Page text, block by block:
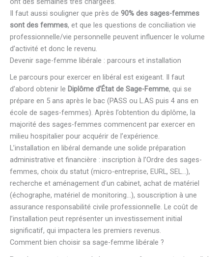
Il faut aussi souligner que près de 90% des sages-femmes
sont des femmes, et que les questions de conciliation vie
professionnelle/vie personnelle peuvent influencer le volume
d’activité et donc le revenu.
Devenir sage-femme libérale : parcours et installation
Le parcours pour exercer en libéral est exigeant. Il faut
d’abord obtenir le Diplôme d’État de Sage-Femme, qui se
prépare en 5 ans après le bac (PASS ou L.AS puis 4 ans en
école de sages-femmes). Après l’obtention du diplôme, la
majorité des sages-femmes commencent par exercer en
milieu hospitalier pour acquérir de l’expérience.
L’installation en libéral demande une solide préparation
administrative et financière : inscription à l’Ordre des sages-
femmes, choix du statut (micro-entreprise, EURL, SEL…),
recherche et aménagement d’un cabinet, achat de matériel
(échographe, matériel de monitoring…), souscription à une
assurance responsabilité civile professionnelle. Le coût de
l’installation peut représenter un investissement initial
significatif, qui impactera les premiers revenus.
Comment bien choisir sa sage-femme libérale ?